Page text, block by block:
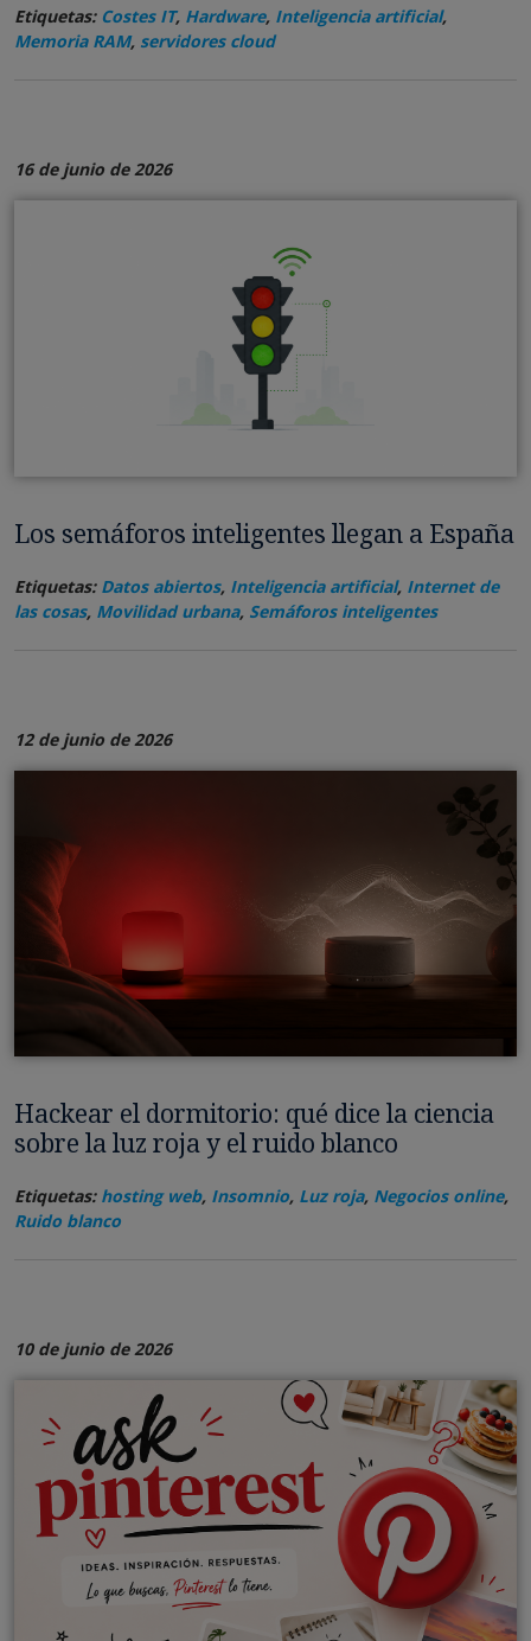
Etiquetas: Costes IT, Hardware, Inteligencia artificial,
Memoria RAM, servidores cloud
16 de junio de 2026
Los semáforos inteligentes llegan a España
Etiquetas: Datos abiertos, Inteligencia artificial, Internet de
las cosas, Movilidad urbana, Semáforos inteligentes
12 de junio de 2026
Hackear el dormitorio: qué dice la ciencia
sobre la luz roja y el ruido blanco
Etiquetas: hosting web, Insomnio, Luz roja, Negocios online,
Ruido blanco
10 de junio de 2026